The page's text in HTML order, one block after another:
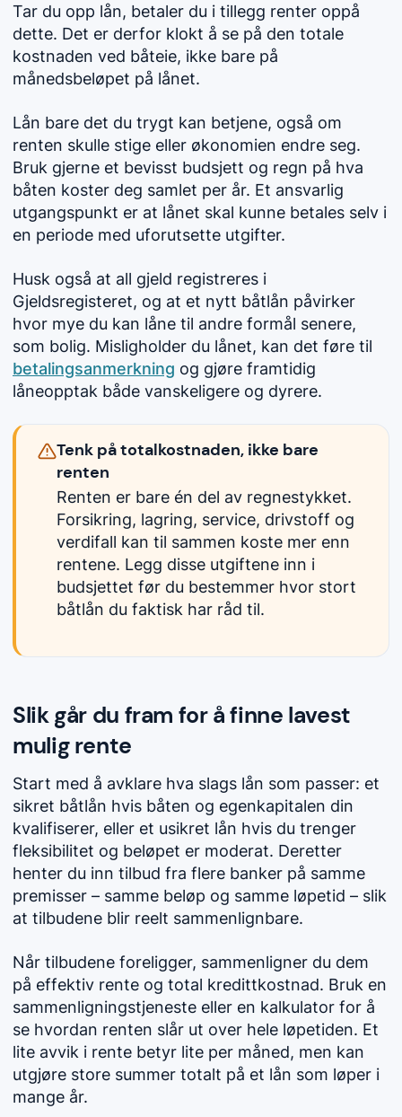
Tar du opp lån, betaler du i tillegg renter oppå
dette. Det er derfor klokt å se på den totale
kostnaden ved båteie, ikke bare på
månedsbeløpet på lånet.
Lån bare det du trygt kan betjene, også om
renten skulle stige eller økonomien endre seg.
Bruk gjerne et bevisst budsjett og regn på hva
båten koster deg samlet per år. Et ansvarlig
utgangspunkt er at lånet skal kunne betales selv i
en periode med uforutsette utgifter.
Husk også at all gjeld registreres i
Gjeldsregisteret, og at et nytt båtlån påvirker
hvor mye du kan låne til andre formål senere,
som bolig. Misligholder du lånet, kan det føre til
betalingsanmerkning og gjøre framtidig
låneopptak både vanskeligere og dyrere.
Tenk på totalkostnaden, ikke bare
renten
Renten er bare én del av regnestykket.
Forsikring, lagring, service, drivstoff og
verdifall kan til sammen koste mer enn
rentene. Legg disse utgiftene inn i
budsjettet før du bestemmer hvor stort
båtlån du faktisk har råd til.
Slik går du fram for å finne lavest
mulig rente
Start med å avklare hva slags lån som passer: et
sikret båtlån hvis båten og egenkapitalen din
kvalifiserer, eller et usikret lån hvis du trenger
fleksibilitet og beløpet er moderat. Deretter
henter du inn tilbud fra flere banker på samme
premisser – samme beløp og samme løpetid – slik
at tilbudene blir reelt sammenlignbare.
Når tilbudene foreligger, sammenligner du dem
på effektiv rente og total kredittkostnad. Bruk en
sammenligningstjeneste eller en kalkulator for å
se hvordan renten slår ut over hele løpetiden. Et
lite avvik i rente betyr lite per måned, men kan
utgjøre store summer totalt på et lån som løper i
mange år.